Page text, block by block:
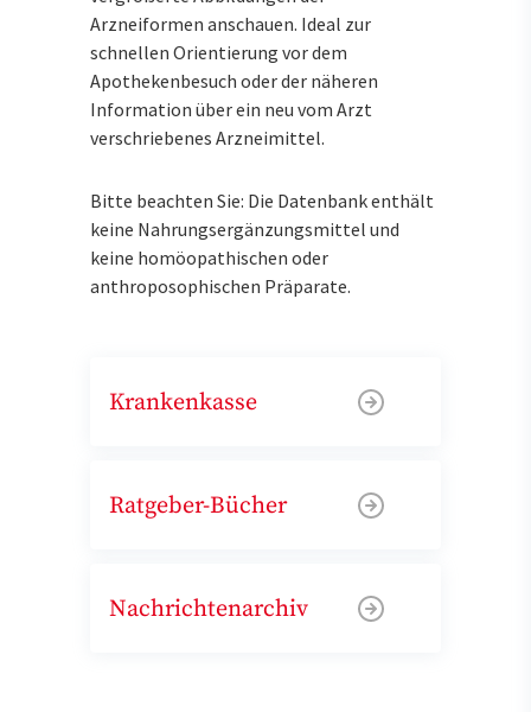
Arzneiformen anschauen. Ideal zur
schnellen Orientierung vor dem
Apothekenbesuch oder der näheren
Information über ein neu vom Arzt
verschriebenes Arzneimittel.
Bitte beachten Sie: Die Datenbank enthält
keine Nahrungsergänzungsmittel und
keine homöopathischen oder
anthroposophischen Präparate.
Krankenkasse
Ratgeber-Bücher
Nachrichtenarchiv